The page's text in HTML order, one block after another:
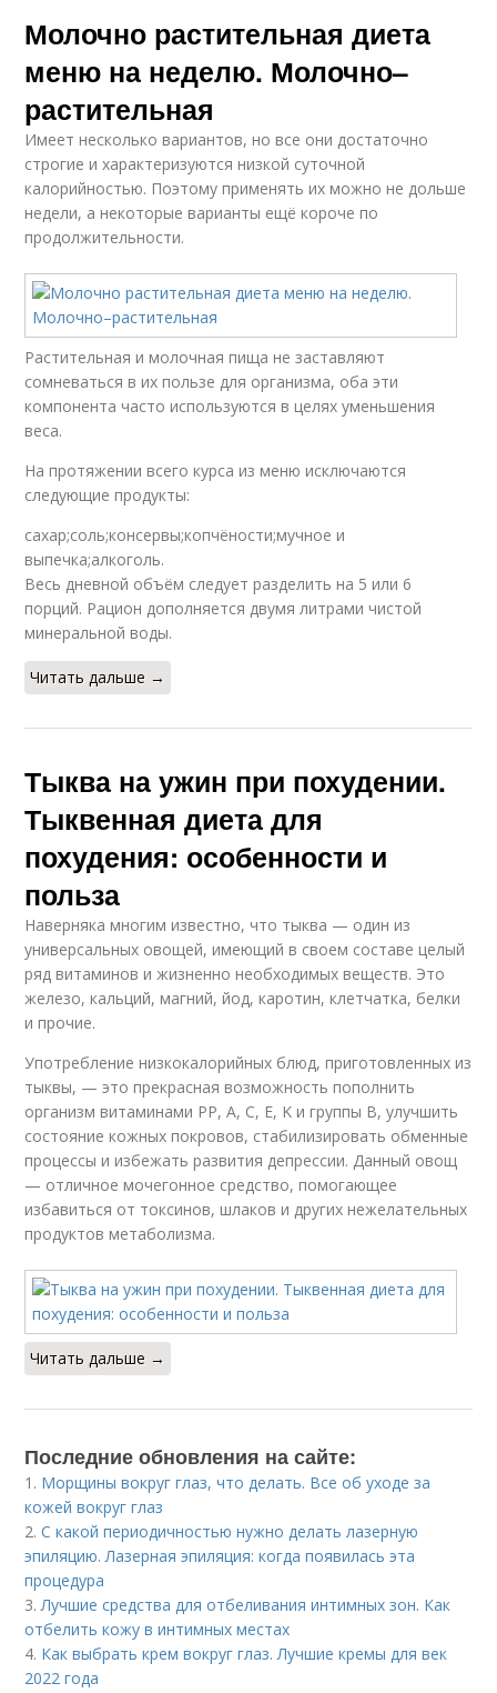
Молочно растительная диета
меню на неделю. Молочно–
растительная
Имеет несколько вариантов, но все они достаточно
строгие и характеризуются низкой суточной
калорийностью. Поэтому применять их можно не дольше
недели, а некоторые варианты ещё короче по
продолжительности.
Растительная и молочная пища не заставляют
сомневаться в их пользе для организма, оба эти
компонента часто используются в целях уменьшения
веса.
На протяжении всего курса из меню исключаются
следующие продукты:
сахар;соль;консервы;копчёности;мучное и
выпечка;алкоголь.
Весь дневной объём следует разделить на 5 или 6
порций. Рацион дополняется двумя литрами чистой
минеральной воды.
Читать дальше →
Тыква на ужин при похудении.
Тыквенная диета для
похудения: особенности и
польза
Наверняка многим известно, что тыква — один из
универсальных овощей, имеющий в своем составе целый
ряд витаминов и жизненно необходимых веществ. Это
железо, кальций, магний, йод, каротин, клетчатка, белки
и прочие.
Употребление низкокалорийных блюд, приготовленных из
тыквы, — это прекрасная возможность пополнить
организм витаминами РР, А, С, Е, K и группы B, улучшить
состояние кожных покровов, стабилизировать обменные
процессы и избежать развития депрессии. Данный овощ
— отличное мочегонное средство, помогающее
избавиться от токсинов, шлаков и других нежелательных
продуктов метаболизма.
Читать дальше →
Последние обновления на сайте:
1. Морщины вокруг глаз, что делать. Все об уходе за
кожей вокруг глаз
2.С какой периодичностью нужно делать лазерную
эпиляцию. Лазерная эпиляция: когда появилась эта
процедура
3.Лучшие средства для отбеливания интимных зон. Как
отбелить кожу в интимных местах
4. Как выбрать крем вокруг глаз. Лучшие кремы для век
2022 года